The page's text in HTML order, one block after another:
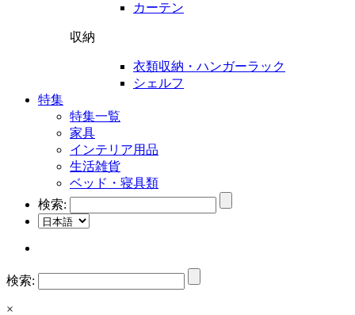
カーテン
収納
衣類収納・ハンガーラック
シェルフ
特集
特集一覧
家具
インテリア用品
生活雑貨
ベッド・寝具類
検索:
検索:
×